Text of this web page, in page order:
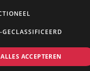
GECLASSIFICEERD
ALLES ACCEPTEREN